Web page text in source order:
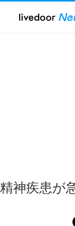
神疾患が